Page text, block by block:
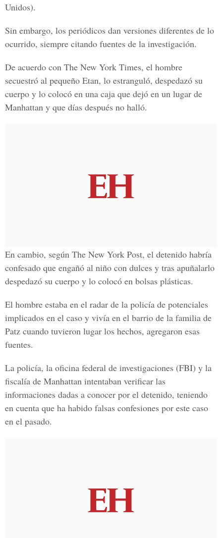
Unidos).
Sin embargo, los periódicos dan versiones diferentes de lo
ocurrido, siempre citando fuentes de la investigación.
De acuerdo con The New York Times, el hombre
secuestró al pequeño Etan, lo estranguló, despedazó su
cuerpo y lo colocó en una caja que dejó en un lugar de
Manhattan y que días después no halló.
En cambio, según The New York Post, el detenido habría
confesado que engañó al niño con dulces y tras apuñalarlo
despedazó su cuerpo y lo colocó en bolsas plásticas.
El hombre estaba en el radar de la policía de potenciales
implicados en el caso y vivía en el barrio de la familia de
Patz cuando tuvieron lugar los hechos, agregaron esas
fuentes.
La policía, la oficina federal de investigaciones (FBI) y la
fiscalía de Manhattan intentaban verificar las
informaciones dadas a conocer por el detenido, teniendo
en cuenta que ha habido falsas confesiones por este caso
en el pasado.